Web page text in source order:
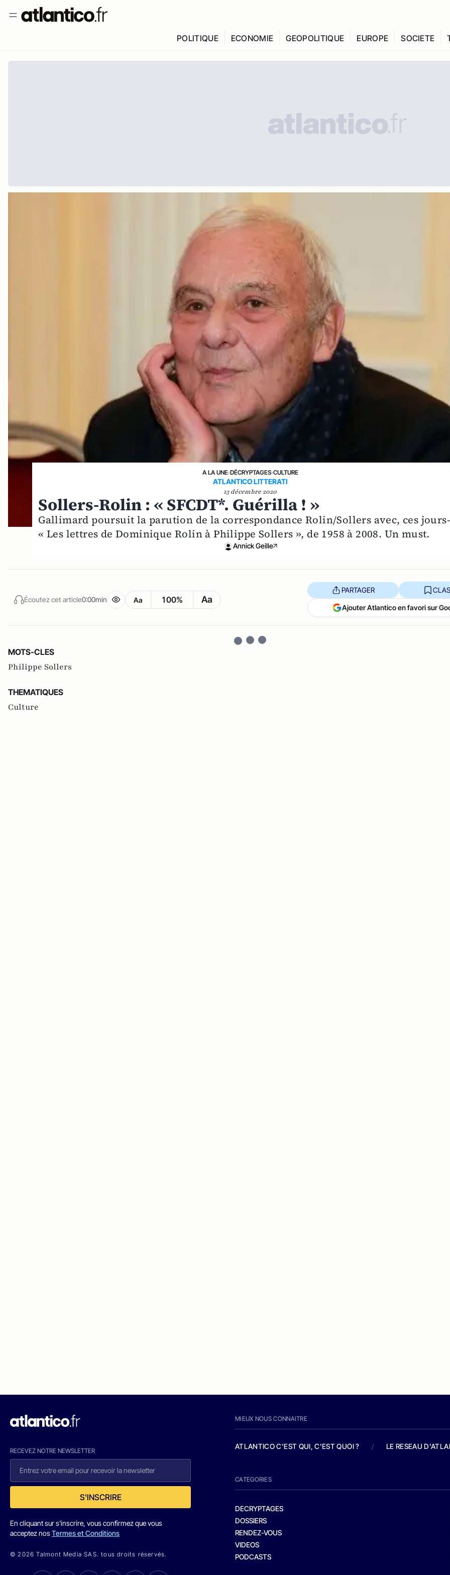
POLITIQUE ECONOMIE GEOPOLITIQUE EUROPE SOCIETE
A LA UNE›DÉCRYPTAGES›CULTURE
ATLANTICO LITTERATI
13 décembre 2020
​Sollers-Rolin : « SFCDT*. Guérilla ! »
Gallimard poursuit la parution de la correspondance Rolin/Sollers avec, ces
« Les lettres de Dominique Rolin à Philippe Sollers », de 1958 à 2008. Un must.
Annick Geille
Écoutez cet article0:00min Aa 100% Aa
PARTAGER
Ajouter Atlantico en favori sur
MOTS-CLES
Philippe Sollers
THEMATIQUES
Culture
RECEVEZ NOTRE NEWSLETTER
S'INSCRIRE
En cliquant sur s'inscrire, vous confirmez que vous
acceptez nosTermes et Conditions
© 2026 Talmont Media SAS. tous droits réservés.
MIEUX NOUS CONNAITRE
ATLANTICO C'EST QUI, C'EST QUOI ? / LE RESEAU
CATEGORIES
DECRYPTAGES
DOSSIERS
RENDEZ-VOUS
VIDEOS
PODCASTS